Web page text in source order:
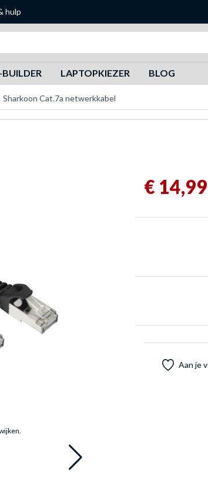
hulp
BUILDER LAPTOPKIEZER BLOG
Sharkoon Cat.7a netwerkkabel
€ 14,99
Aan je